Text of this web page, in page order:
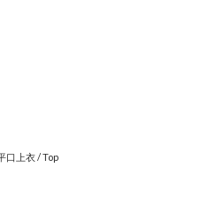
口上衣 / Top